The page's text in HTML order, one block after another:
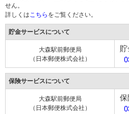
せん。
詳しくは こちらをご覧ください。
貯金サービスについて
大森駅前郵便局
（日本郵便株式会社）
保険サービスについて
大森駅前郵便局
（日本郵便株式会社）